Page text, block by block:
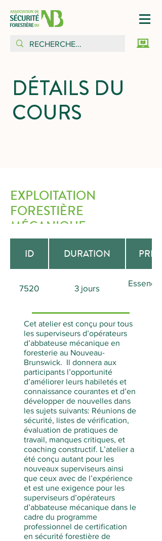
DÉTAILS DU
COURS
EXPLOITATION
FORESTIÈRE
MÉCANIQUE
ID DURATION
7520 3 jours
Essence
Cet atelier est conçu pour tous
les superviseurs d’opérateurs
d’abbateuse mécanique en
foresterie au Nouveau-
Brunswick. Il donnera aux
participants l’opportunité
d’améliorer leurs habiletés et
connaissance courantes et d’en
développer de nouvelles dans
les sujets suivants: Réunions de
sécurité, listes de vérification,
évaluation de pratiques de
travail, manques critiques, et
coaching constructif. L’atelier a
été conçu autant pour les
nouveaux superviseurs ainsi
que ceux avec de l’expérience
et est une exigence pour les
superviseurs d’opérateurs
d’abbateuse mécanique dans le
cadre du programme
professionnel de certification
en sécurité forestière de